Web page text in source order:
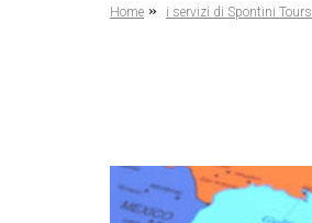
Home » i servizi di Spontini Tours